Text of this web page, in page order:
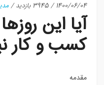
1400/06/04
/3945 بازدید /
آیا این
کسب و کار
مقدمه